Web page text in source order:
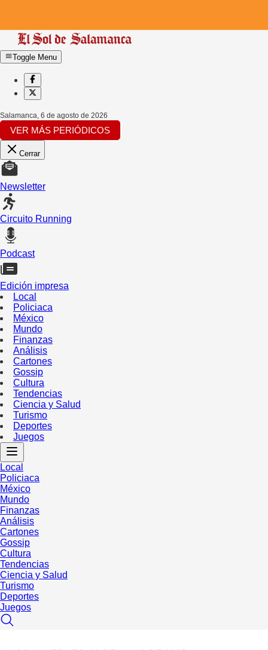
Toggle Menu
Salamanca, 6 de agosto de 2026
VER MÁS PERIÓDICOS
Cerrar
Newsletter
Circuito Running
Podcast
Edición impresa
Local
Policiaca
México
Mundo
Finanzas
Análisis
Cartones
Gossip
Cultura
Tendencias
Ciencia y Salud
Turismo
Deportes
Juegos
Local
Policiaca
México
Mundo
Finanzas
Análisis
Cartones
Gossip
Cultura
Tendencias
Ciencia y Salud
Turismo
Deportes
Juegos